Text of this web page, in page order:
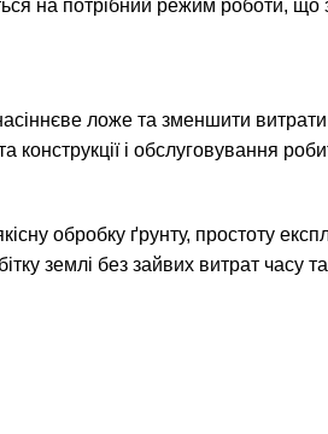
на потрібний режим роботи, що
ложе та зменшити
і обслуговування
обробку ґрунту, простоту
землі без зайвих витрат часу